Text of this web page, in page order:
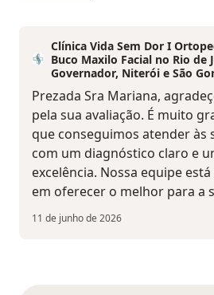
Clínica Vida Sem Dor I
Buco Maxilo Facial no Rio de
Governador, Niterói e São
Prezada Sra Mariana,
pela sua avaliação. É muito
que conseguimos atender às
com um diagnóstico claro e
excelência. Nossa equipe
em oferecer o melhor para a
11 de junho de 2026